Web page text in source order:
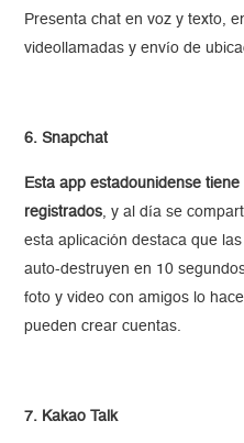
Presenta chat en voz y texto,
videollamadas y envío de
6. Snapchat
Esta app estadounidense
registrados , y al día se
esta aplicación destaca que
auto-destruyen en 10
foto y video con amigos lo
pueden crear cuentas.
7. Kakao Talk